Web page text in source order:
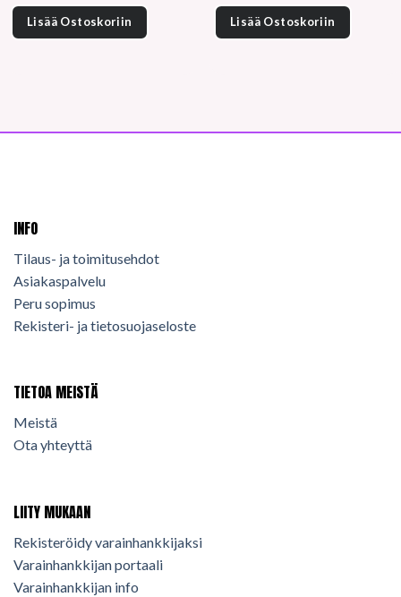
Lisää Ostoskoriin Lisää Ostoskoriin
INFO
Tilaus- ja toimitusehdot
Asiakaspalvelu
Peru sopimus
Rekisteri- ja tietosuojaseloste
TIETOA MEISTÄ
Meistä
Ota yhteyttä
LIITY MUKAAN
Rekisteröidy varainhankkijaksi
Varainhankkijan portaali
Varainhankkijan info